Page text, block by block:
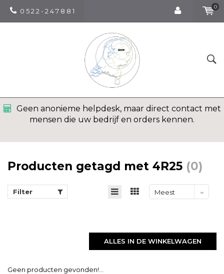
0 5 2 2 - 2 4 7 8 8 1
0
Geen anonieme helpdesk, maar direct contact met
mensen die uw bedrijf en orders kennen.
Producten getagd met 4R25 (0)
Filter
Meest
ALLES IN DE WINKELWAGEN
Geen producten gevonden!...